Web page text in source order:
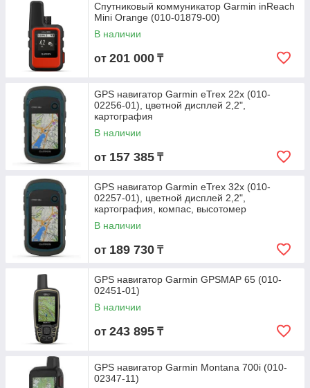
Спутниковый коммуникатор Garmin inReach
Mini Orange (010-01879-00)
В наличии
от 201 000 ₸
GPS навигатор Garmin eTrex 22х (010-
02256-01), цветной дисплей 2,2",
картография
В наличии
от 157 385 ₸
GPS навигатор Garmin eTrex 32x (010-
02257-01), цветной дисплей 2,2",
картография, компас, высотомер
В наличии
от 189 730 ₸
GPS навигатор Garmin GPSMAP 65 (010-
02451-01)
В наличии
от 243 895 ₸
GPS навигатор Garmin Montana 700i (010-
02347-11)